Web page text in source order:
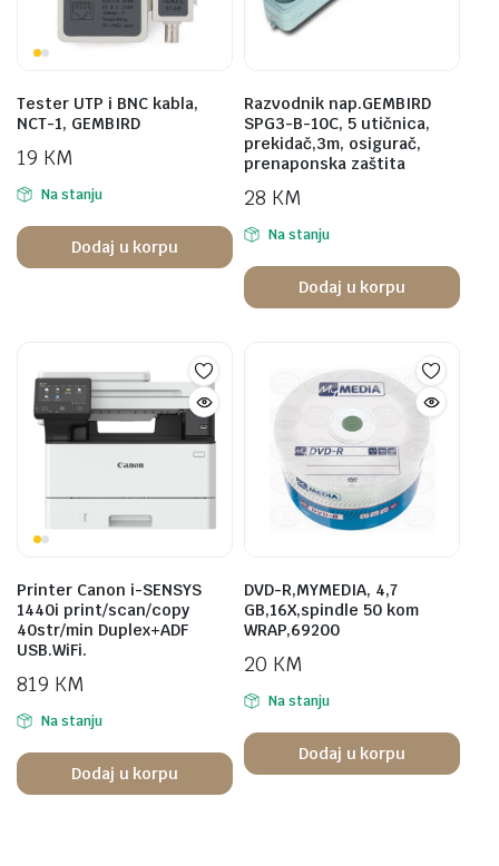
Tester UTP i BNC kabla,
NCT-1, GEMBIRD
19 KM
Na stanju
Dodaj u korpu
Razvodnik nap.GEMBIRD
SPG3-B-10C, 5 utičnica,
prekidač,3m, osigurač,
prenaponska zaštita
28 KM
Na stanju
Dodaj u korpu
Printer Canon i-SENSYS
1440i print/scan/copy
40str/min Duplex+ADF
USB.WiFi.
819 KM
Na stanju
Dodaj u korpu
DVD-R,MYMEDIA, 4,7
GB,16X,spindle 50 kom
WRAP,69200
20 KM
Na stanju
Dodaj u korpu